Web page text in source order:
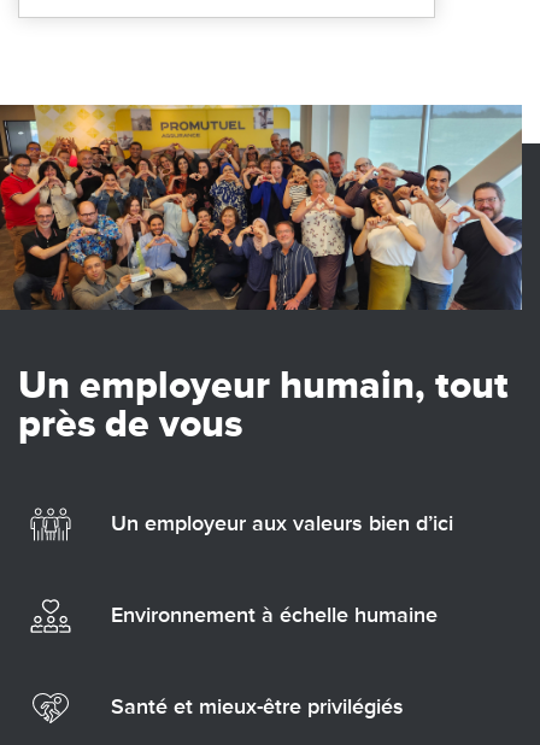
Image
Un employeur humain, tout
près de vous
Un employeur aux valeurs bien d’ici
Environnement à échelle humaine
Santé et mieux-être privilégiés